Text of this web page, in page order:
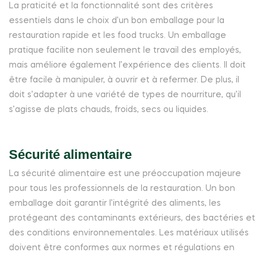
La praticité et la fonctionnalité sont des critères
essentiels dans le choix d’un bon emballage pour la
restauration rapide et les food trucks. Un emballage
pratique facilite non seulement le travail des employés,
mais améliore également l’expérience des clients. Il doit
être facile à manipuler, à ouvrir et à refermer. De plus, il
doit s’adapter à une variété de types de nourriture, qu’il
s’agisse de plats chauds, froids, secs ou liquides.
Sécurité alimentaire
La sécurité alimentaire est une préoccupation majeure
pour tous les professionnels de la restauration. Un bon
emballage doit garantir l’intégrité des aliments, les
protégeant des contaminants extérieurs, des bactéries et
des conditions environnementales. Les matériaux utilisés
doivent être conformes aux normes et régulations en